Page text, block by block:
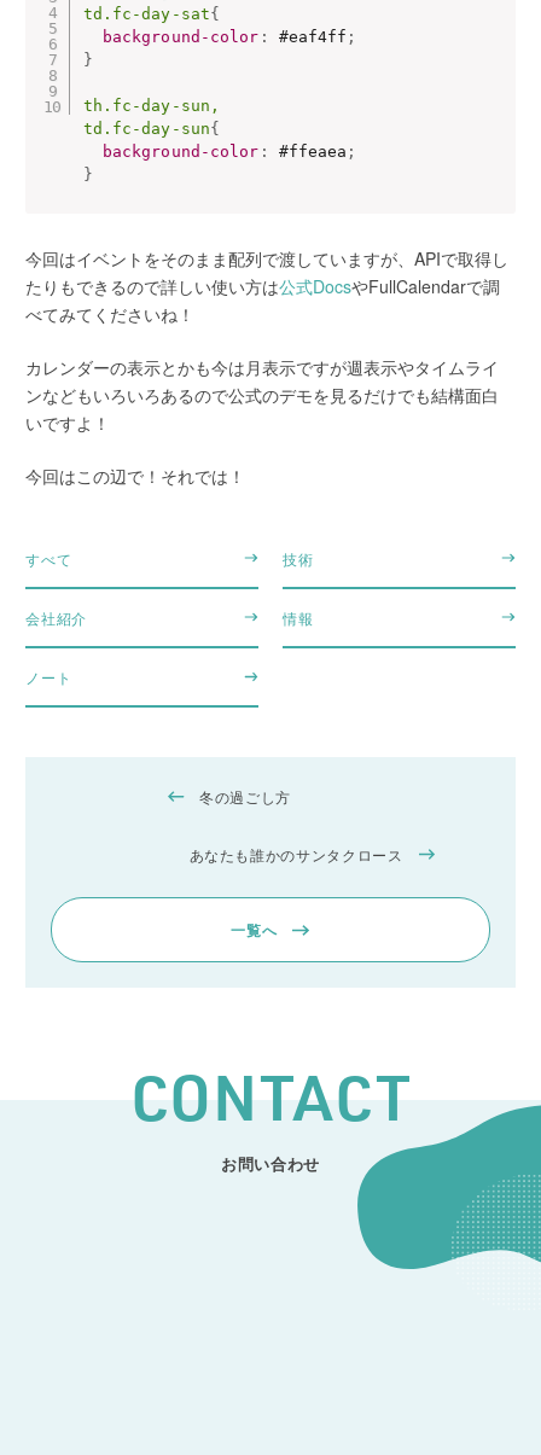
td.fc-day-sat{
background-color : #eaf4ff ;
}
th.fc-day-sun,
td.fc-day-sun{
background-color : #ffeaea ;
}
今回はイベントをそのまま配列で渡していますが、APIで取得し
たりもできるので詳しい使い方は公式DocsやFullCalendarで調
べてみてくださいね！
カレンダーの表示とかも今は月表示ですが週表示やタイムライ
ンなどもいろいろあるので公式のデモを見るだけでも結構面白
いですよ！
今回はこの辺で！それでは！
すべて 技術
会社紹介 情報
ノート
冬の過ごし方
あなたも誰かのサンタクロース
一覧へ
CONTACT
お問い合わせ